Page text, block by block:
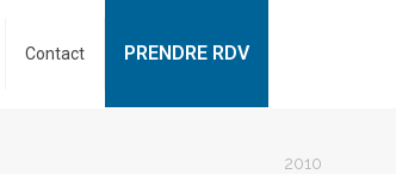
Contact PRENDRE RDV
2010